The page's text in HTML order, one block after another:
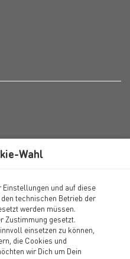
Wahl
und auf diese
technischen Betrieb der
werden müssen.
Zustimmung gesetzt.
einsetzen zu können,
die Cookies und
wir Dich um Dein
Wittdün
17.00)